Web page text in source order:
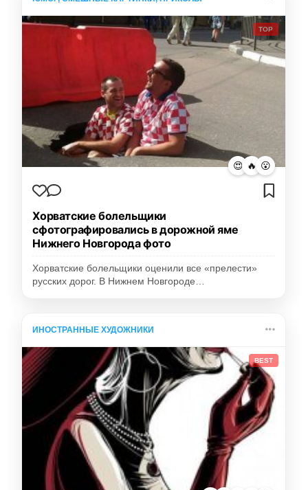
TOP
😍 🔥 😮
Хорватские болельщики
сфотографировались в дорожной яме
Нижнего Новгорода фото
Хорватские болельщики оценили все «прелести»
русских дорог. В Нижнем Новгороде…
ИНОСТРАННЫЕ ХУДОЖНИКИ
BEST